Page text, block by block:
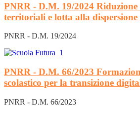
PNRR - D.M. 19/2024
territoriali e lotta alla dispersione
PNRR - D.M. 19/2024
PNRR - D.M. 66/2023
scolastico per la transizione
PNRR - D.M. 66/2023